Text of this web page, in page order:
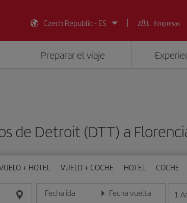
Czech Republic - ES
Empresas
Preparar el viaje
de Detroit (DTT) a
+ HOTEL VUELO + COCHE HOTEL COCHE
Fecha ida
Introduce la fecha en formato día/mes/año
Fecha vuelta
Introduce la fecha en 1